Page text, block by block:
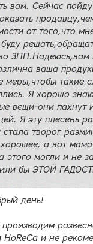
вам. Сейчас
от того,что
ЗПП.Надеюсь,вам
ваша
меры,чтобы такие
Я хорошо
вещи-они пахнут
Я эту плесень
творог
а вот
этого могли и не
бы ЭТОЙ
день!
HoReCa и не